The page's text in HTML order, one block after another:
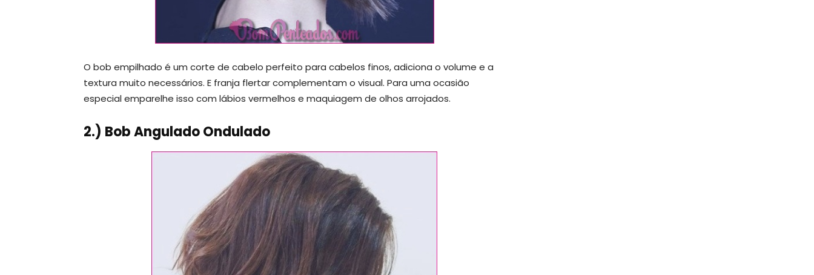
O bob empilhado é um corte de cabelo perfeito para cabelos finos, adiciona o volume e a
textura muito necessários. E franja flertar complementam o visual. Para uma ocasião
especial emparelhe isso com lábios vermelhos e maquiagem de olhos arrojados.
2.) Bob Angulado Ondulado